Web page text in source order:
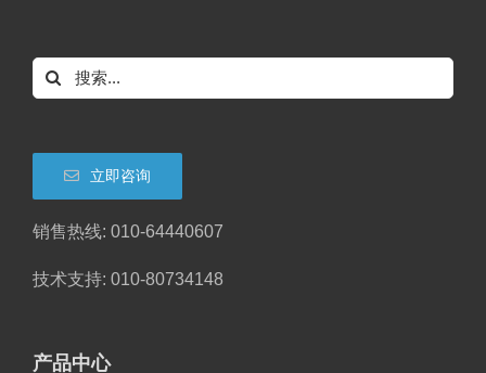
搜
索：
立即咨询
销售热线: 010-64440607
技术支持: 010-80734148
产品中心